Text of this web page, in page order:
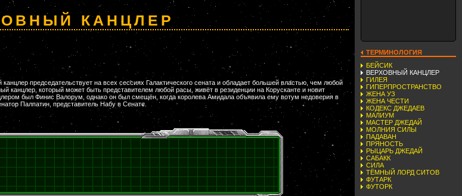
КАНЦЛЕР
председательствует на всех сессиях Галактического сената и обладает большей властью, чем любой
канцлер, который может быть представителем любой расы, живёт в резиденции на Корусканте и новит
был Финис Валорум, однако он был смещён, когда королева Амидала объявила ему вотум недоверия в
Палпатин, представитель Набу в Сенате.
ТЕРМИНОЛОГИЯ
БЕЙСИК
ВЕРХОВНЫЙ КАНЦЛЕР
ГИЛЕЯ
ГИПЕРПРОСТРАНСТВО
ЖЕНА УЗ
ЖЕНА ЧЕСТИ
КОДЕКС ДЖЕДАЕВ
МАЛИУМ
МАСТЕР ДЖЕДАЙ
МОЛНИЯ СИЛЫ
ПАДАВАН
ПРЯНОСТЬ
РЫЦАРЬ ДЖЕДАЙ
САБАКК
СИЛА
ТЁМНЫЙ ЛОРД СИТОВ
ФУТАРК
ФУТОРК